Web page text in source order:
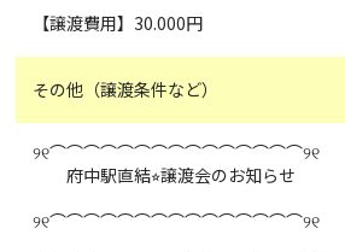
【譲渡費用】30.000円
その他（譲渡条件など）
୨୧⌒⌒⌒⌒⌒⌒⌒⌒⌒⌒⌒⌒⌒⌒⌒୨୧
府中駅直結⭐︎譲渡会のお知らせ
୨୧⌒⌒⌒⌒⌒⌒⌒⌒⌒⌒⌒⌒⌒⌒⌒୨୧